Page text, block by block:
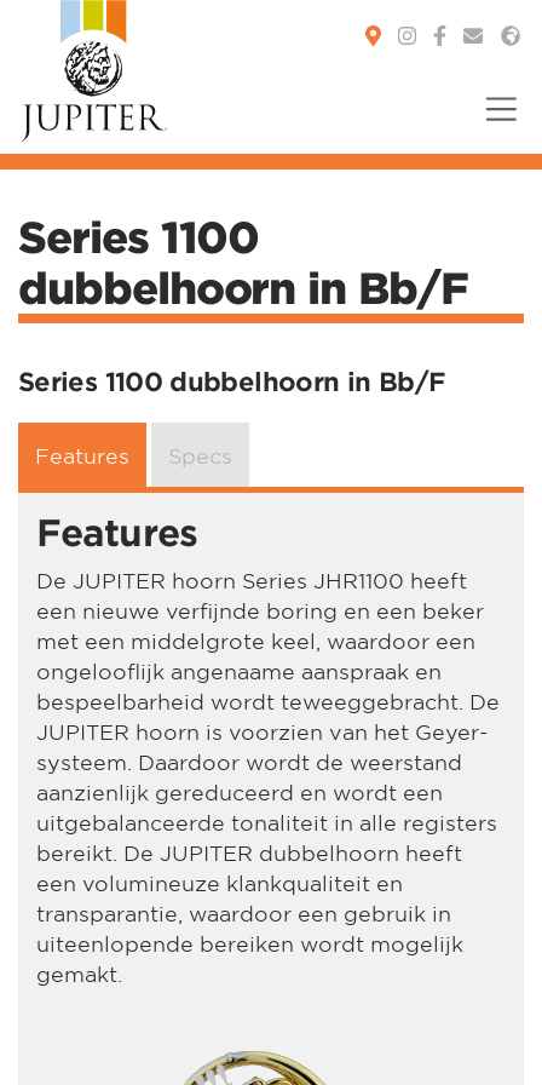
Series 1100
dubbelhoorn in Bb/F
Series 1100 dubbelhoorn in Bb/F
Features Specs
Features
De JUPITER hoorn Series JHR1100 heeft
een nieuwe verfijnde boring en een beker
met een middelgrote keel, waardoor een
ongelooflijk angenaame aanspraak en
bespeelbarheid wordt teweeggebracht. De
JUPITER hoorn is voorzien van het Geyer-
systeem. Daardoor wordt de weerstand
aanzienlijk gereduceerd en wordt een
uitgebalanceerde tonaliteit in alle registers
bereikt. De JUPITER dubbelhoorn heeft
een volumineuze klankqualiteit en
transparantie, waardoor een gebruik in
uiteenlopende bereiken wordt mogelijk
gemakt.